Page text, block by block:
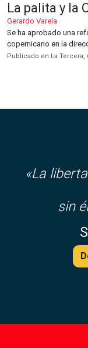
La palita y la
Gerardo Varela
Se ha aprobado una
copernicano en la
Publicado en La Tercera,
«La
sin